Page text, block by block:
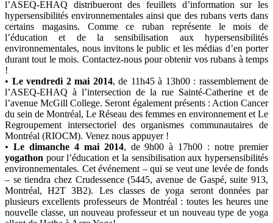
l’ASEQ-EHAQ distribueront des feuillets d’information sur les
hypersensibilités environnementales ainsi que des rubans verts dans
certains magasins. Comme ce ruban représente le mois de
l’éducation et de la sensibilisation aux hypersensibilités
environnementales, nous invitons le public et les médias d’en porter
durant tout le mois. Contactez-nous pour obtenir vos rubans à temps
!
• Le vendredi 2 mai 2014, de 11h45 à 13h00 : rassemblement de
l’ASEQ-EHAQ à l’intersection de la rue Sainté-Catherine et de
l’avenue McGill College. Seront également présents : Action Cancer
du sein de Montréal, Le Réseau des femmes en environnement et Le
Regroupement intersectoriel des organismes communautaires de
Montréal (RIOCM). Venez nous appuyer !
• Le dimanche 4 mai 2014, de 9h00 à 17h00 : notre premier
yogathon pour l’éducation et la sensibilisation aux hypersensibilités
environnementales. Cet événement – qui se veut une levée de fonds
– se tiendra chez Crudessence (5445, avenue de Gaspé, suite 913,
Montréal, H2T 3B2). Les classes de yoga seront données par
plusieurs excellents professeurs de Montréal : toutes les heures une
nouvelle classe, un nouveau professeur et un nouveau type de yoga